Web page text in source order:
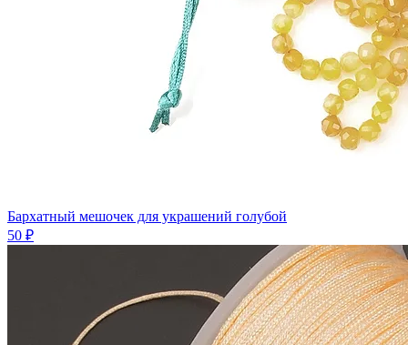
Бархатный мешочек для украшений голубой
50 ₽